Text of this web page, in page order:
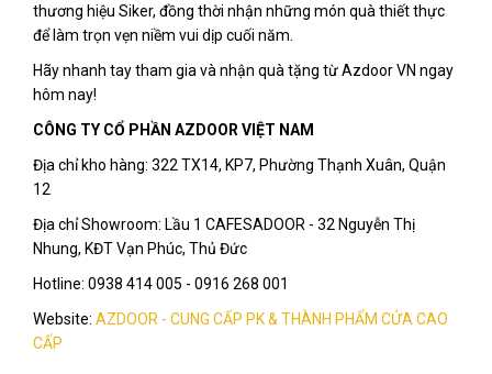
thương hiệu Siker, đồng thời nhận những món quà thiết thực
để làm trọn vẹn niềm vui dịp cuối năm.
Hãy nhanh tay tham gia và nhận quà tặng từ Azdoor VN ngay
hôm nay!
CÔNG TY CỔ PHẦN AZDOOR VIỆT NAM
Địa chỉ kho hàng: 322 TX14, KP7, Phường Thạnh Xuân, Quận
12
Địa chỉ Showroom: Lầu 1 CAFESADOOR - 32 Nguyễn Thị
Nhung, KĐT Vạn Phúc, Thủ Đức
Hotline: 0938 414 005 - 0916 268 001
Website: AZDOOR - CUNG CẤP PK & THÀNH PHẨM CỬA CAO
CẤP